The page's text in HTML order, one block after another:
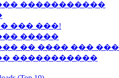
�����������
��� ���!
�����
�� ���� ���
�����������